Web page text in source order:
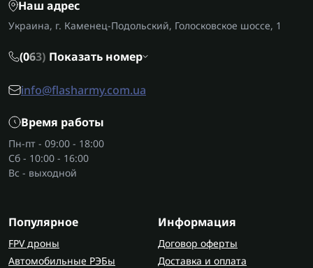
Наш адрес
Украина, г. Каменец-Подольский, Голосковское шоссе, 1
(063) Показать номер
info@flasharmy.com.ua
Время работы
Пн-пт - 09:00 - 18:00
Сб - 10:00 - 16:00
Вс - выходной
Популярное
FPV дроны
Автомобильные РЭБы
Информация
Договор оферты
Доставка и оплата